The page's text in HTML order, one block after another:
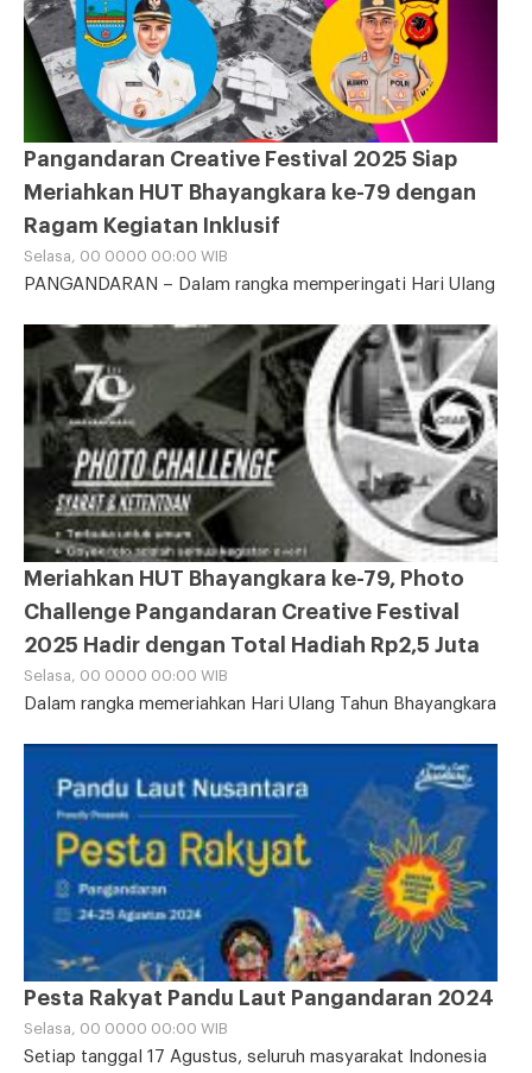
Pangandaran Creative Festival 2025 Siap
Meriahkan HUT Bhayangkara ke-79 dengan
Ragam Kegiatan Inklusif
Selasa, 00 0000 00:00 WIB
PANGANDARAN – Dalam rangka memperingati Hari Ulang
Pemerintah Kabupaten Pangandaran untuk meningkatkan
kunjungan wisata, POLRES
Meriahkan HUT Bhayangkara ke-79, Photo
Challenge Pangandaran Creative Festival
2025 Hadir dengan Total Hadiah Rp2,5 Juta
Selasa, 00 0000 00:00 WIB
Dalam rangka memeriahkan Hari Ulang Tahun Bhayangkara
untuk ikut serta dalam Photo Challenge Pangandaran
Creative Festival
Pesta Rakyat Pandu Laut Pangandaran 2024
Selasa, 00 0000 00:00 WIB
Setiap tanggal 17 Agustus, seluruh masyarakat Indonesia